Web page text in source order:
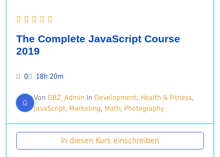
The Complete JavaScript Course
2019
0 18h 20m
G
Von GBZ_Admin In Development, Health & Fitness,
JavaScript, Marketing, Math, Photography
In diesen Kurs einschreiben